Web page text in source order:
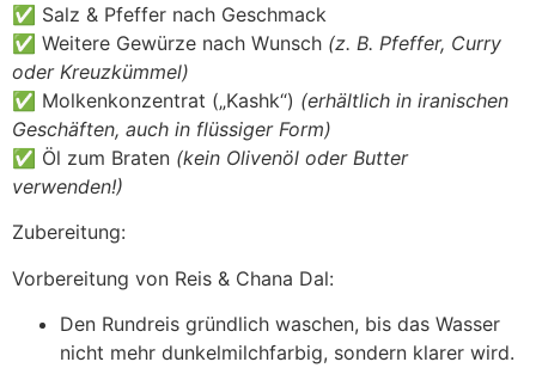
✅ Salz & Pfeffer nach Geschmack
✅ Weitere Gewürze nach Wunsch (z. B. Pfeffer, Curry
oder Kreuzkümmel)
✅ Molkenkonzentrat („Kashk“) (erhältlich in iranischen
Geschäften, auch in flüssiger Form)
✅ Öl zum Braten (kein Olivenöl oder Butter
verwenden!)
Zubereitung:
Vorbereitung von Reis & Chana Dal:
Den Rundreis gründlich waschen, bis das Wasser
nicht mehr dunkelmilchfarbig, sondern klarer wird.